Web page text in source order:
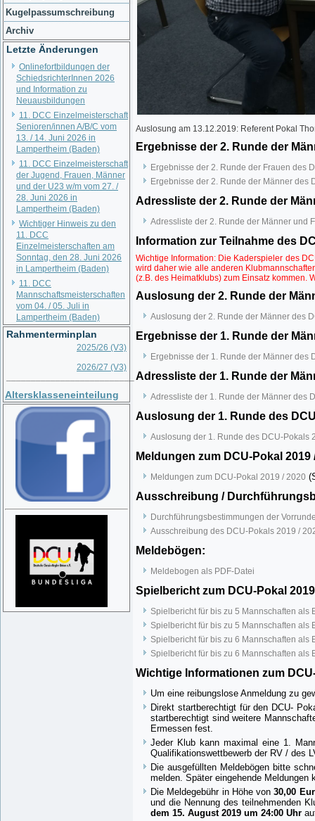
Kugelpassumschreibung
Archiv
Letzte Änderungen
Onlinefortbildungen der
SchiedsrichterInnen 2026
und Information zu
Neuausbildungen
11. DCC Einzelmeisterschaft
Senioren/innen A/B/C vom
13. / 14. Juni 2026 in
Lampertheim (Baden)
11. DCC Einzelmeisterschaft
der Jugend, Frauen, Männer
und der U23 w/m vom 27. /
28. Juni 2026 in
Lampertheim (Baden)
Wichtiger Hinweis zu den
11. DCC
Einzelmeisterschaften am
Sonntag, den 28. Juni 2026
in Lampertheim (Baden)
11. DCC
Mannschaftsmeisterschaften
vom 04. / 05. Juli in
Lampertheim (Baden)
Rahmenterminplan
2025/26 (V3)
2026/27 (V3)
Altersklasseneinteilung
Auslosung am 13.12.2019: Referent Pokal
Ergebnisse der 2. Runde der
Ergebnisse der 2. Runde der Frauen des
Ergebnisse der 2. Runde der Männer des
Adressliste der 2. Runde der
Adressliste der 2. Runde der Männer und
Information zur Teilnahme des
Wichtige Information: Die Kaderspieler des
wird daher wie alle anderen
(z.B. des Heimatklubs) zum Einsatz kommen.
Auslosung der 2. Runde der
Auslosung der 2. Runde der Männer des
Ergebnisse der 1. Runde der
Ergebnisse der 1. Runde der Männer des
Adressliste der 1. Runde der
Adressliste der 1. Runde der Männer des
Auslosung der 1. Runde des
Auslosung der 1. Runde des DCU-Pokals
Meldungen zum DCU-Pokal 2019
Meldungen zum DCU-Pokal 2019 / 2020
Ausschreibung /
Durchführungsbestimmungen der
Ausschreibung des DCU-Pokals 2019 /
Meldebögen:
Meldebogen als PDF-Datei
Spielbericht zum DCU-Pokal
Spielbericht für bis zu 5 Mannschaften als
Spielbericht für bis zu 5 Mannschaften als
Spielbericht für bis zu 6 Mannschaften als
Spielbericht für bis zu 6 Mannschaften als
Wichtige Informationen zum
Um eine reibungslose Anmeldung zu
Direkt startberechtigt für den DCU-
startberechtigt sind weitere
Ermessen fest.
Jeder Klub kann maximal eine 1.
Qualifikationswettbewerb der RV / des
Die ausgefüllten Meldebögen bitte
melden. Später eingehende
Die Meldegebühr in Höhe von30,00
und die Nennung des teilnehmenden
dem 15. August 2019 um 24:00 Uhr